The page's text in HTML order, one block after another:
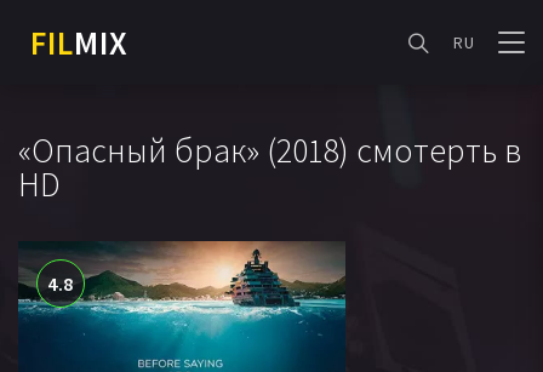
FILMIX RU
«Опасный брак» (2018) смотерть в
HD
4.8